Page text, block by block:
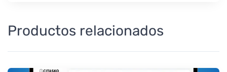
Productos relacionados